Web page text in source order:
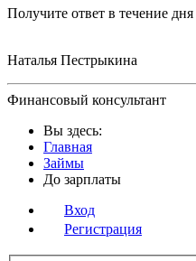
Получите ответ в течение дня
Наталья Пестрыкина
Финансовый консультант
Вы здесь:
Главная
Займы
До зарплаты
Вход
Регистрация